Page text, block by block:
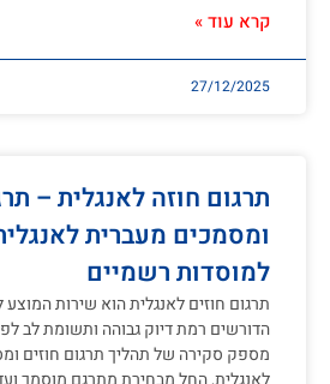
קרא עוד »
27/12/2025
תרגום חוזה לאנגלית –
ומסמכים מעברית
למוסדות רשמיים
תרגום חוזים לאנגלית הוא שירות
הדורשים רמת דיוק גבוהה ותשומת לב
מספק סקירה של תהליך תרגום חוזים